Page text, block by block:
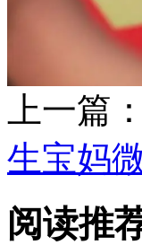
上一篇：
生宝妈
阅读推